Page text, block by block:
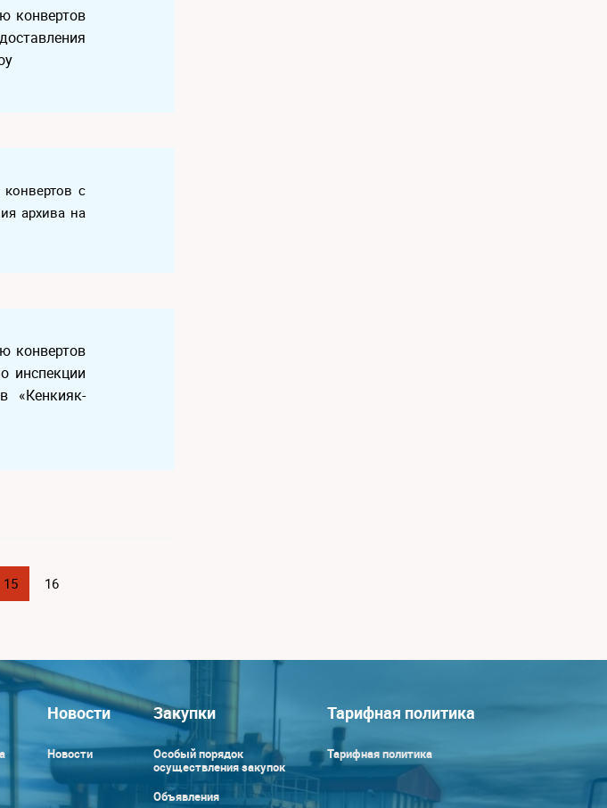
конвертов
с
архива на
конвертов
инспекции
«Кенкияк-
15 16
Новости
Новости
Закупки
Особый порядок
осуществления закупок
Объявления
Тарифная политика
Тарифная политика